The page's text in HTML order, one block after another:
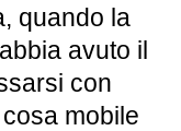
quando la
avuto il
con
mobile